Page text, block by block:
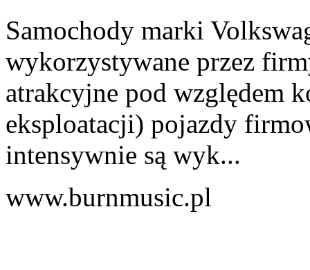
Samochody marki
wykorzystywane przez
atrakcyjne pod względem
eksploatacji) pojazdy
intensywnie są wyk...
www.burnmusic.pl